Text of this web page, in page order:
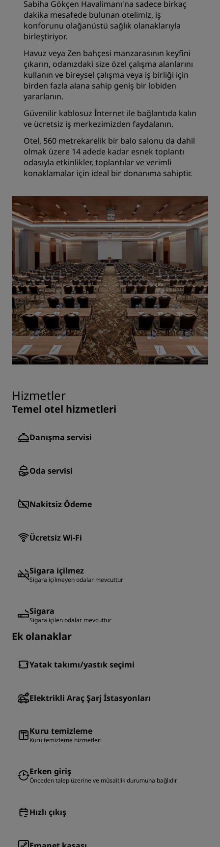
Sabiha Gökçen Havalimanı'na sadece birkaç
dakika mesafede bulunan otelimiz, iş
konforunu olağanüstü sağlık olanaklarıyla
birleştiriyor.
Havuz veya Zen bahçesi manzarasının keyfini
çıkarın, odanızdaki size özel çalışma alanlarını
kullanın ve bireysel çalışma veya iş birliği için
birden fazla alana sahip geniş bir lobiden
yararlanın.
Güvenilir kablosuz İnternet ile bağlantıda kalın
ve ücretsiz iş merkezimizden faydalanın.
Otel, 560 metrekarelik bir balo salonu da dahil
olmak üzere 14 adede kadar esnek toplantı
odasıyla etkinlikler, toplantılar ve verimli
konaklamalar için ideal bir donanıma sahiptir.
Hizmetler
Temel otel hizmetleri
Danışma servisi
Oda servisi
Nakitsiz Ödeme
Ücretsiz Wi-Fi
Sigara içilmez
Sigara içilmeyen odalar mevcuttur
Sigara
Sigara içilen odalar mevcuttur
Ek olanaklar
Yatak takımı/yastık seçimi
Elektrikli Araç Şarj İstasyonları
Kuru temizleme
Kuru temizleme hizmetleri
Erken giriş
Önceden talep üzerine ve müsaitlik durumuna bağlıdır
Hızlı çıkış